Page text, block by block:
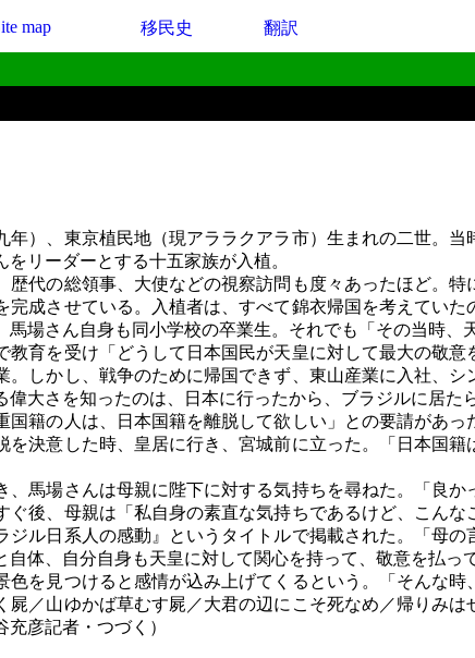
map 移民史 翻訳
）、東京植民地（現アララクアラ市）生まれの二世。
リーダーとする十五家族が入植。
代の総領事、大使などの視察訪問も度々あったほど。
完成させている。入植者は、すべて錦衣帰国を考えてい
場さん自身も同小学校の卒業生。それでも「その当時
育を受け「どうして日本国民が天皇に対して最大の敬
。しかし、戦争のために帰国できず、東山産業に入社、
大さを知ったのは、日本に行ったから、ブラジルに居た
籍の人は、日本国籍を離脱して欲しい」との要請があ
決意した時、皇居に行き、宮城前に立った。「日本国
馬場さんは母親に陛下に対する気持ちを尋ねた。「良
ぐ後、母親は「私自身の素直な気持ちであるけど、こん
ジル日系人の感動』というタイトルで掲載された。「母
体、自分自身も天皇に対して関心を持って、敬意を払っ
を見つけると感情が込み上げてくるという。「そんな
屍／山ゆかば草むす屍／大君の辺にこそ死なめ／帰りみ
彦記者・つづく）